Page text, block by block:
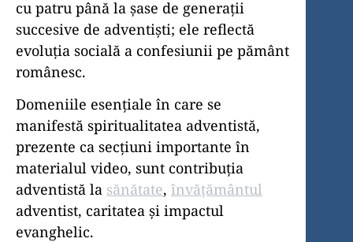
cu patru până la șase de generații
succesive de adventiști; ele reflectă
evoluția socială a confesiunii pe pământ
românesc.
Domeniile esențiale în care se
manifestă spiritualitatea adventistă,
prezente ca secțiuni importante în
materialul video, sunt contribuția
adventistă la sănătate, învățământul
adventist, caritatea și impactul
evanghelic.